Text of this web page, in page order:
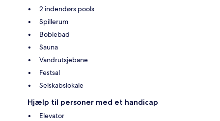
2 indendørs pools
Spillerum
Boblebad
Sauna
Vandrutsjebane
Festsal
Selskabslokale
Hjælp til personer med et handicap
Elevator